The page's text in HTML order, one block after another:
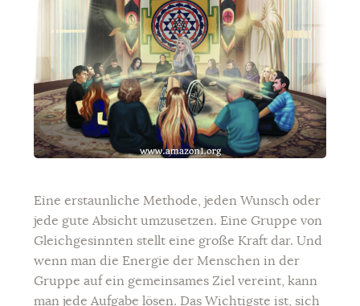
Eine erstaunliche Methode, jeden Wunsch oder
jede gute Absicht umzusetzen. Eine Gruppe von
Gleichgesinnten stellt eine große Kraft dar. Und
wenn man die Energie der Menschen in der
Gruppe auf ein gemeinsames Ziel vereint, kann
man jede Aufgabe lösen. Das Wichtigste ist, sich